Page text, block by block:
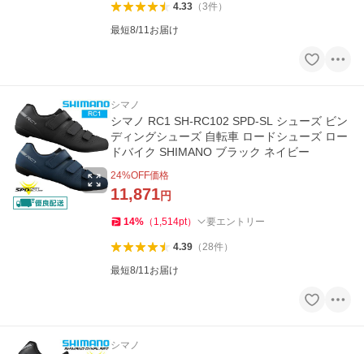
4.33（3件）
最短8/11お届け
シマノ
シマノ RC1 SH-RC102 SPD-SL シューズ ビン
ディングシューズ 自転車 ロードシューズ ロー
ドバイク SHIMANO ブラック ネイビー
24%OFF価格
11,871円
14% （ 1,514pt） 要エントリー
4.39（28件）
最短8/11お届け
シマノ